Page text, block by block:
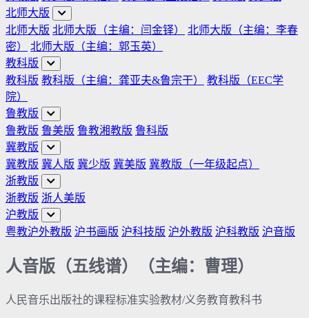
北师大版
北师大版 北师大版（主编：闫金铎）
北师大版（主编：李春
密）
北师大版（主编：郭玉英）
教科版
教科版 教科版（主编：龚亚夫&鲁宗干）
教科版（EEC学
院）
鲁教版
鲁教版 鲁美版 鲁教湘教版 鲁科版
冀教版
冀教版 冀人版 冀少版 冀美版 冀教版（一年级起点）
浙教版
浙教版 浙人美版
沪教版
粤教沪外教版 沪书画版 沪科技版 沪外教版 沪科教版 沪音版
人音版（五线谱）（主编：曹理）
人民音乐出版社的课程标准实验教材/义务教育教科书